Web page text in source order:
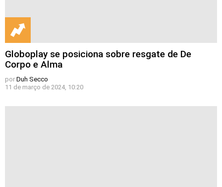
Globoplay se posiciona sobre resgate de De
Corpo e Alma
por Duh Secco
11 de março de 2024, 10:20